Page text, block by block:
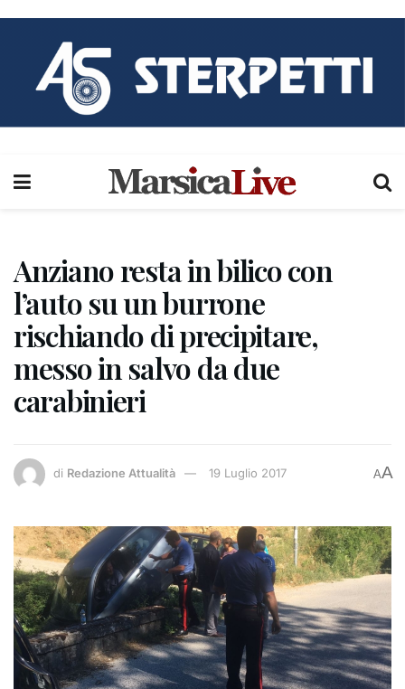
Anziano resta in bilico con
l’auto su un burrone
rischiando di precipitare,
messo in salvo da due
carabinieri
di Redazione Attualità 19 Luglio 2017 AA